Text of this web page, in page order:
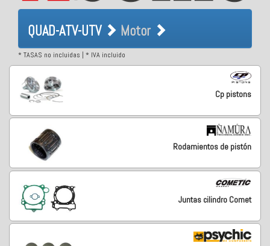
QUAD-ATV-UTV Motor
QUAD-ATV-UTV Motor
* TASAS no incluidas | * IVA incluido
Cp pistons
Rodamientos de pistón
Juntas cilindro Comet